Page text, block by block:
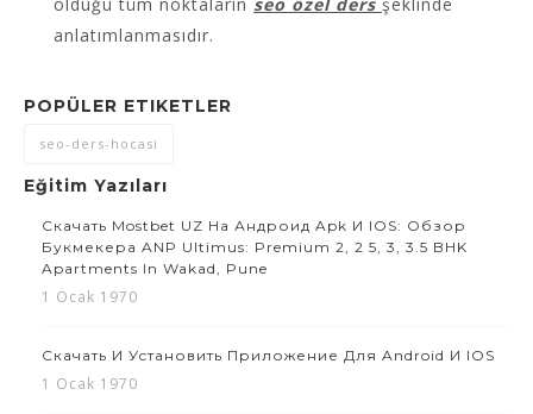
anlatımlanmasıdır.
POPÜLER ETIKETLER
seo-ders-hocasi
Eğitim Yazıları
Скачать Mostbet UZ На Андроид Apk И IOS: Обзор
Букмекера ANP Ultimus: Premium 2, 2 5, 3, 3.5 BHK
Apartments In Wakad, Pune
1 Ocak 1970
Скачать И Установить Приложение Для Android И IOS
1 Ocak 1970